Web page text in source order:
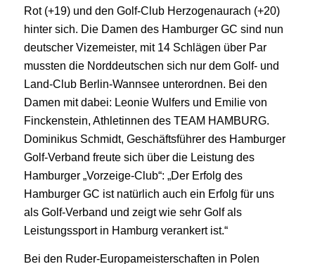
Rot (+19) und den Golf-Club Herzogenaurach (+20)
hinter sich. Die Damen des Hamburger GC sind nun
deutscher Vizemeister, mit 14 Schlägen über Par
mussten die Norddeutschen sich nur dem Golf- und
Land-Club Berlin-Wannsee unterordnen. Bei den
Damen mit dabei: Leonie Wulfers und Emilie von
Finckenstein, Athletinnen des TEAM HAMBURG.
Dominikus Schmidt, Geschäftsführer des Hamburger
Golf-Verband freute sich über die Leistung des
Hamburger „Vorzeige-Club“: „Der Erfolg des
Hamburger GC ist natürlich auch ein Erfolg für uns
als Golf-Verband und zeigt wie sehr Golf als
Leistungssport in Hamburg verankert ist.“
Bei den Ruder-Europameisterschaften in Polen